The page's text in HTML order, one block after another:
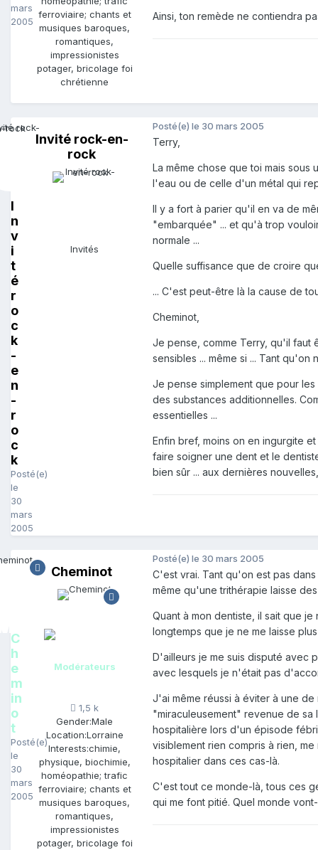
mars
2005
ferroviaire; chants et
musiques baroques,
romantiques,
impressionistes
potager, bricolage foi
chrétienne
Ainsi, ton remède ne contiendra
I
n
v
i
t
é
r
o
c
k
-
e
n
-
r
o
c
k
Posté(e)
le
30
mars
2005
Invité rock-en-
rock
Invités
Posté(e) le 30 mars 2005
Terry,
La même chose que toi mais
l'eau ou de celle d'un métal qui
Il y a fort à parier qu'il en va de
"embarquée" ... et qu'à trop
normale ...
Quelle suffisance que de croire
... C'est peut-être là la cause de
Cheminot,
Je pense, comme Terry, qu'il faut
sensibles ... même si ... Tant
Je pense simplement que pour
des substances additionnelles.
essentielles ...
Enfin bref, moins on en ingurgite
faire soigner une dent et le
bien sûr ... aux dernières
C
h
e
m
in
o
t
Posté(e)
le
30
mars
2005
Cheminot
Modérateurs
1,5 k
Gender:Male
Location:Lorraine
Interests:chimie,
physique, biochimie,
homéopathie; trafic
ferroviaire; chants et
musiques baroques,
romantiques,
impressionistes
potager, bricolage foi
Posté(e) le 30 mars 2005
C'est vrai. Tant qu'on est pas
même qu'une trithérapie laisse
Quant à mon dentiste, il sait que
longtemps que je ne me laisse
D'ailleurs je me suis disputé avec
avec lesquels je n'était pas
J'ai même réussi à éviter à une
"miraculeusement" revenue de
hospitalière lors d'un épisode
visiblement rien compris à rien,
hospitalier dans ces cas-là.
C'est tout ce monde-là, tous ces
qui me font pitié. Quel monde